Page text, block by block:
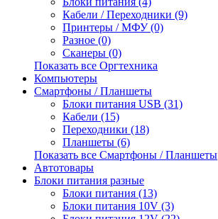
Кабели / Переходники (9)
Принтеры / МФУ (0)
Разное (0)
Сканеры (0)
Показать все Оргтехника
Компьютеры
Смартфоны / Планшеты
Блоки питания USB (31)
Кабели (15)
Переходники (18)
Планшеты (6)
Показать все Смартфоны / Планшеты
Автотовары
Блоки питания разные
Блоки питания (13)
Блоки питания 10V (3)